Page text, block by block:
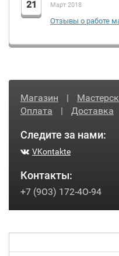
21 Март 2018
Отзывы о работе
Магазин |
Оплата
| Доставка
Следите за нами:
VKontakte
Контакты:
+7 (9O3) 172-4O-94